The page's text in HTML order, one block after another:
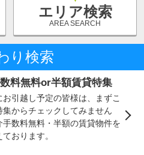
エリア検索
AREA SEARCH
り検索
料無料or半額賃貸特集
お引越し予定の皆様は、まずこ
集からチェックしてみません
手数料無料・半額の賃貸物件を
おります。